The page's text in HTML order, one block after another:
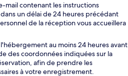
mail contenant les instructions
un délai de 24 heures précédant
de la réception vous accueillera
au moins 24 heures avant
des coordonnées indiquées sur la
afin de prendre les
à votre enregistrement.